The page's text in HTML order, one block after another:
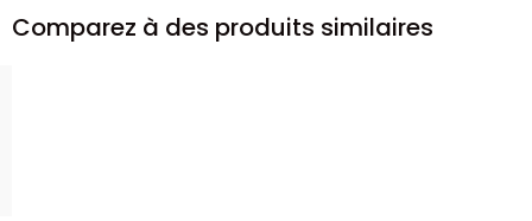
Comparez à des produits similaires